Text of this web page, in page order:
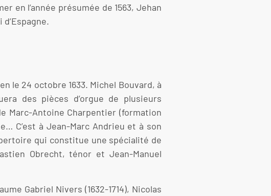
en l’année présumée de 1563, Jehan
le 24 octobre 1633. Michel Bouvard, à
des pièces d’orgue de plusieurs
Marc-Antoine Charpentier (formation
C’est à Jean-Marc Andrieu et à son
qui constitue une spécialité de
Obrecht, ténor et Jean-Manuel
Gabriel Nivers (1632-1714), Nicolas